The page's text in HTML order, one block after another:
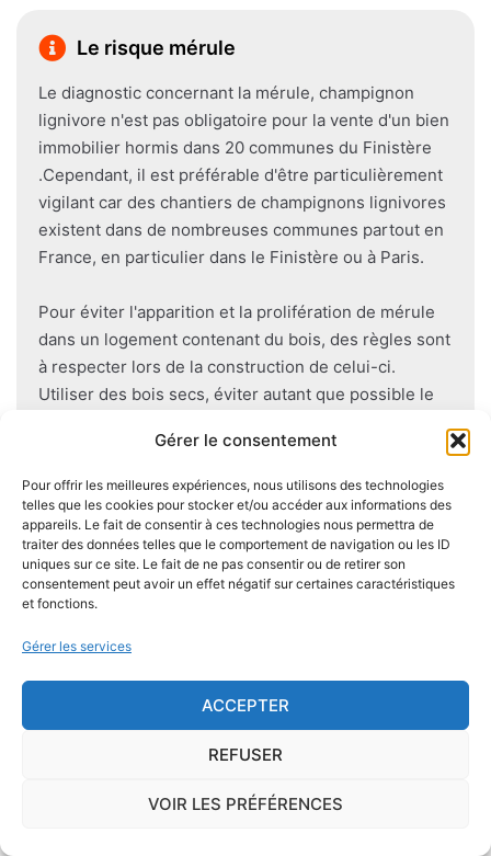
Gérer le consentement
Pour offrir les meilleures expériences, nous utilisons des technologies
telles que les cookies pour stocker et/ou accéder aux informations des
appareils. Le fait de consentir à ces technologies nous permettra de
traiter des données telles que le comportement de navigation ou les ID
uniques sur ce site. Le fait de ne pas consentir ou de retirer son
consentement peut avoir un effet négatif sur certaines caractéristiques
et fonctions.
Gérer les services
ACCEPTER
REFUSER
VOIR LES PRÉFÉRENCES
Le risque mérule
Le diagnostic concernant la mérule, champignon
lignivore n'est pas obligatoire pour la vente d'un bien
immobilier hormis dans 20 communes du Finistère
.Cependant, il est préférable d'être particulièrement
vigilant car des chantiers de champignons lignivores
existent dans de nombreuses communes partout en
France, en particulier dans le Finistère ou à Paris.
Pour éviter l'apparition et la prolifération de mérule
dans un logement contenant du bois, des règles sont
à respecter lors de la construction de celui-ci.
Utiliser des bois secs, éviter autant que possible le
l'étanchéité des façades et toitures ou encore
prévoir des aérations en sous-sol limitent les risques
majeurs d'apparition de champignons lignivores.
risques pour ma ville